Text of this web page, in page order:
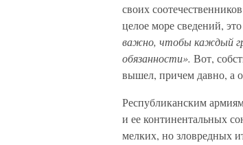
своих
целое море сведений,
важно, чтобы каждый
обязанности». Вот,
вышел, причем давно, а
Республиканским
и ее континентальных
мелких, но зловредных